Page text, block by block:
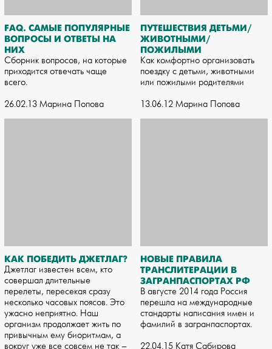
FAQ. САМЫЕ ПОПУЛЯРНЫЕ
ВОПРОСЫ И ОТВЕТЫ НА
НИХ
Сборник вопросов, на которые
приходится отвечать чаще
всего.
26.02.13 Марина Попова
ПУТЕШЕСТВИЯ ДЕТЬМИ/
ЖИВОТНЫМИ/
ПОЖИЛЫМИ
Как комфортно организовать
поездку с детьми, животными
или пожилыми родителями
13.06.12 Марина Попова
КАК ПОБЕДИТЬ ДЖЕТЛАГ?
Джетлаг известен всем, кто
совершал длительные
перелеты, пересекая сразу
несколько часовых поясов. Это
ужасно неприятно. Наш
организм продолжает жить по
привычным ему биоритмам, а
вокруг уже все совсем не так –
НОВЫЕ ПРАВИЛА
ТРАНСЛИТЕРАЦИИ В
ЗАГРАНПАСПОРТАХ РФ
В августе 2014 года Россия
перешла на международные
стандарты написания имен и
фамилий в загранпаспортах.
22.04.15 Катя Сабирова